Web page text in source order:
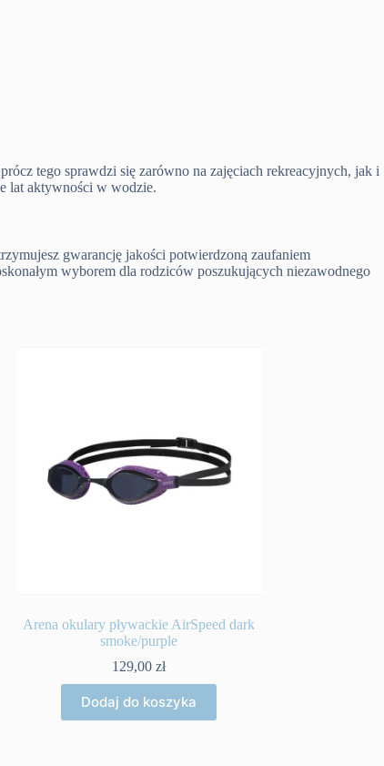
tego sprawdzi się zarówno na zajęciach rekreacyjnych, jak i
lat aktywności w wodzie.
gwarancję jakości potwierdzoną zaufaniem
wyborem dla rodziców poszukujących niezawodnego
Arena okulary pływackie AirSpeed dark
smoke/purple
129,00zł
Dodaj do koszyka